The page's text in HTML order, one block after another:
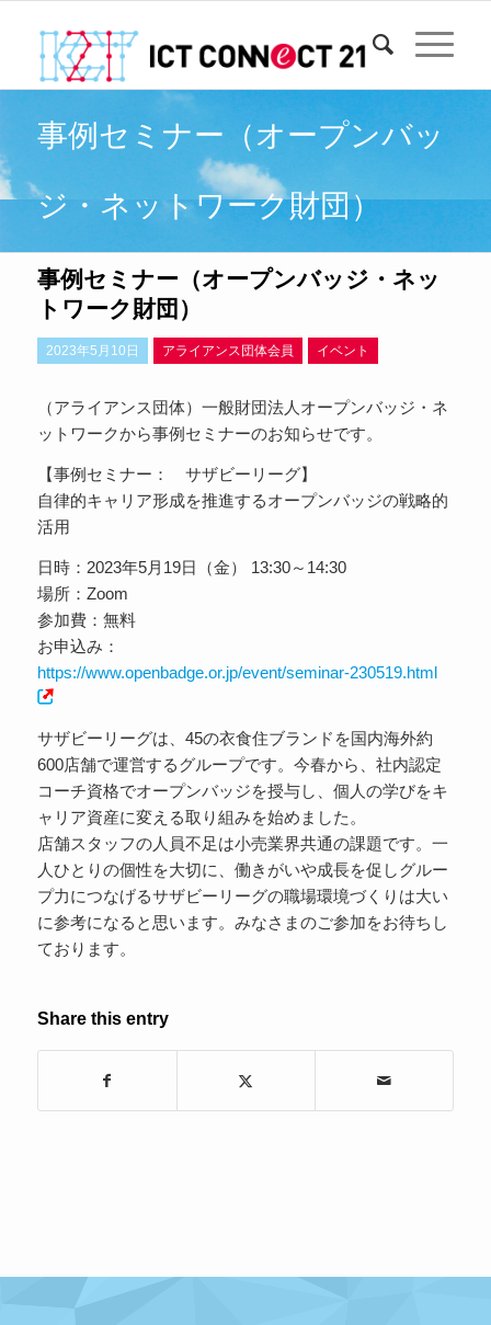
事例セミナー（オープンバッ
ジ・ネットワーク財団）
事例セミナー（オープンバッジ・ネッ
トワーク財団）
2023年5月10日 アライアンス団体会員 イベント
（アライアンス団体）一般財団法人オープンバッジ・ネ
ットワークから事例セミナーのお知らせです。
【事例セミナー： サザビーリーグ】
自律的キャリア形成を推進するオープンバッジの戦略的
活用
日時：2023年5月19日（金） 13:30～14:30
場所：Zoom
参加費：無料
お申込み：
https://www.openbadge.or.jp/event/seminar-230519.html
サザビーリーグは、45の衣食住ブランドを国内海外約
600店舗で運営するグループです。今春から、社内認定
コーチ資格でオープンバッジを授与し、個人の学びをキ
ャリア資産に変える取り組みを始めました。
店舗スタッフの人員不足は小売業界共通の課題です。一
人ひとりの個性を大切に、働きがいや成長を促しグルー
プ力につなげるサザビーリーグの職場環境づくりは大い
に参考になると思います。みなさまのご参加をお待ちし
ております。
Share this entry